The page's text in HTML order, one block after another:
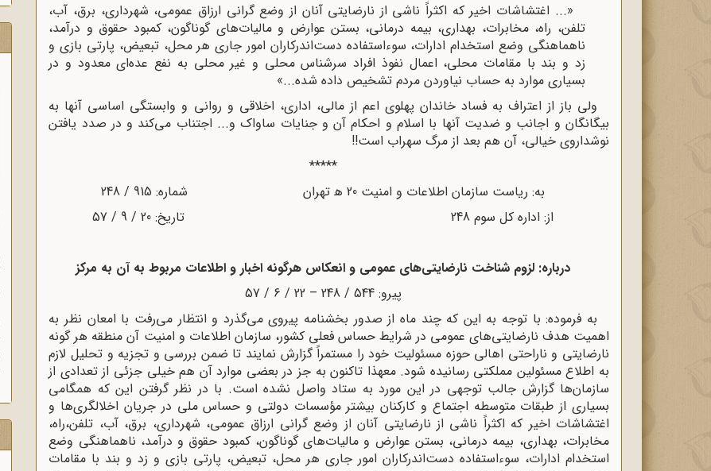
«... اغتشاشات اخیر که اکثراً ناشى از نارضایتى آنان از وضع گرانى ارزاق عمومى، شهردارى، برق، آب،
تلفن، راه، مخابرات، بهدارى، بیمه درمانى، بستن عوارض و مالیات‌هاى گوناگون، کمبود حقوق و درآمد،
ناهماهنگى وضع استخدام ادارات، سوءاستفاده دست‌اندرکاران امور جارى هر محل، تبعیض، پارتى بازى و
زد و بند با مقامات محلى، اعمال نفوذ افراد سرشناس محلى و غیر محلى به نفع عده‌اى معدود و در
بسیارى موارد به حساب نیاوردن مردم تشخیص داده شده...»
ولی باز از اعتراف به فساد خاندان پهلوی اعم از مالی، اداری، اخلاقی و روانی و وابستگی اساسی آنها به
بیگانگان و اجانب و ضدیت آنها با اسلام و احکام آن و جنایات ساواک و... اجتناب می‌کند و در صدد یافتن
نوشداروی خیالی، آن هم بعد از مرگ سهراب است!!
*****
به: ریاست سازمان اطلاعات و امنیت 20 ه‍ تهران شماره: 915 / 248
از: اداره کل سوم 248 تاریخ: 20 / 9 / 57
درباره: لزوم شناخت نارضایتی‌هاى عمومى و انعکاس هرگونه اخبار و اطلاعات مربوط به آن به مرکز
پیرو: 544 / 248 – 22 / 6 / 57
به فرموده: با توجه به این که چند ماه از صدور بخشنامه پیروى می‌گذرد و انتظار می‌رفت با امعان نظر به
اهمیت هدف نارضایتى‌هاى عمومى در شرایط حساس فعلى کشور، سازمان اطلاعات و امنیت آن منطقه هر گونه
نارضایتى و ناراحتى اهالى حوزه مسئولیت خود را مستمراً گزارش نمایند تا ضمن بررسى و تجزیه و تحلیل لازم
به اطلاع مسئولین مملکتى رسانیده شود. معهذا تاکنون به جز در بعضى موارد آن هم خیلى جزئى از تعدادى از
سازمان‌ها گزارش جالب توجهى در این مورد به ستاد واصل نشده است. با در نظر گرفتن این که همگامى
بسیارى از طبقات متوسطه اجتماع و کارکنان بیشتر مؤسسات دولتى و حساس ملى در جریان اخلالگری‌ها و
اغتشاشات اخیر که اکثراً ناشى از نارضایتى آنان از وضع گرانى ارزاق عمومى، شهردارى، برق، آب، تلفن،راه،
مخابرات، بهدارى، بیمه درمانى، بستن عوارض و مالیات‌هاى گوناگون، کمبود حقوق و درآمد، ناهماهنگى وضع
استخدام ادارات، سوءاستفاده دست‌اندرکاران امور جارى هر محل، تبعیض، پارتى بازى و زد و بند با مقامات